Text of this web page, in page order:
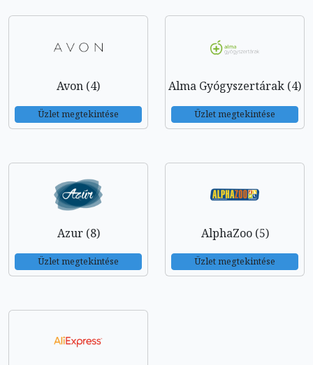
Avon (4)
Üzlet megtekintése
Alma Gyógyszertárak (4)
Üzlet megtekintése
Azur (8)
Üzlet megtekintése
AlphaZoo (5)
Üzlet megtekintése